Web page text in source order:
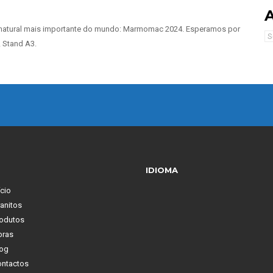
mais importante do mundo: Marmomac 2024. Esperamos por
Stand A3.
IDIOMA